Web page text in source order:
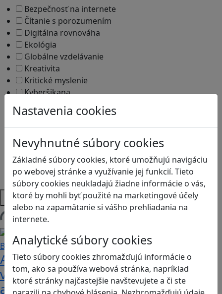
Nastavenia cookies
Nevyhnutné súbory cookies
Základné súbory cookies, ktoré umožňujú navigáciu
po webovej stránke a využívanie jej funkcií. Tieto
súbory cookies neukladajú žiadne informácie o vás,
ktoré by mohli byť použité na marketingové účely
alebo na zapamätanie si vášho prehliadania na
internete.
Analytické súbory cookies
Tieto súbory cookies zhromažďujú informácie o
tom, ako sa používa webová stránka, napríklad
ktoré stránky najčastejšie navštevujete a či ste
Bezpečnosť na internete
Čítanie s porozumením
Digitálna rovnováha
Ekológia
Globálne vzdelávanie
Kreativita
Kritické myslenie
Kyberšikana
Logické myslenie
Ľudské práva a tolerancia
Motorika a koncentrácia
Programovanie/Technika
Sociálne zručnosti a kooperácia
Strategické myslenie
Zdravie a pohyb
Platformy
Načítam blogy
Ako biele krvinky bojujú proti
vírusom a baktériám? Hra Bunky v
akcii je zábavnou lekciou o imunite